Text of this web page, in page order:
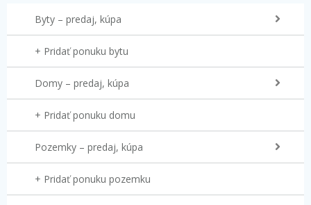
Byty – predaj, kúpa
+ Pridať ponuku bytu
Domy – predaj, kúpa
+ Pridať ponuku domu
Pozemky – predaj, kúpa
+ Pridať ponuku pozemku